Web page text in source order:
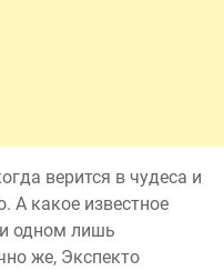
верится в чудеса и
А какое известное
одном лишь
же, Экспекто